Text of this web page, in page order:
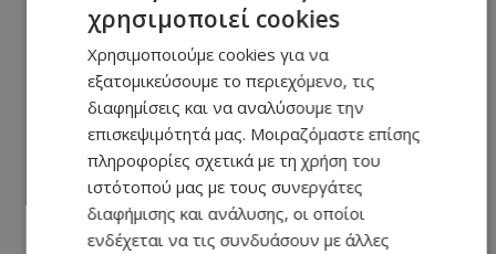
χρησιμοποιεί cookies
Χρησιμοποιούμε cookies για να
εξατομικεύσουμε το περιεχόμενο, τις
διαφημίσεις και να αναλύσουμε την
επισκεψιμότητά μας. Μοιραζόμαστε επίσης
πληροφορίες σχετικά με τη χρήση του
ιστότοπού μας με τους συνεργάτες
διαφήμισης και ανάλυσης, οι οποίοι
ενδέχεται να τις συνδυάσουν με άλλες